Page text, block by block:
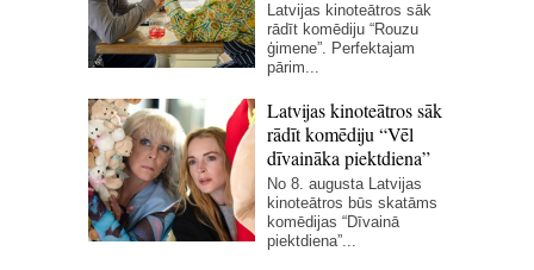
Latvijas kinoteātros sāk
rādīt komēdiju “Rouzu
ģimene”. Perfektajam
pārim...
Latvijas kinoteātros sāk
rādīt komēdiju “Vēl
dīvaināka piektdiena”
No 8. augusta Latvijas
kinoteātros būs skatāms
komēdijas “Dīvainā
piektdiena”...